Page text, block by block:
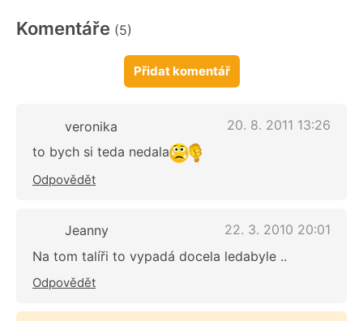
Komentáře (5)
Přidat komentář
veronika
20. 8. 2011 13:26
to bych si teda nedala
Odpovědět
Jeanny
22. 3. 2010 20:01
Na tom talíři to vypadá docela ledabyle ..
Odpovědět